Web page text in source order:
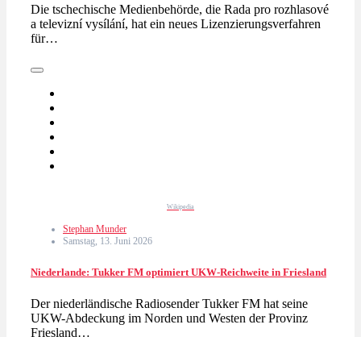
Die tschechische Medienbehörde, die Rada pro rozhlasové
a televizní vysílání, hat ein neues Lizenzierungsverfahren
für…
Wikipedia
Stephan Munder
Samstag, 13. Juni 2026
Niederlande: Tukker FM optimiert UKW-Reichweite in Friesland
Der niederländische Radiosender Tukker FM hat seine
UKW-Abdeckung im Norden und Westen der Provinz
Friesland…